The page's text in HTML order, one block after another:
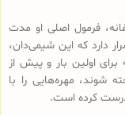
فرمول اصلی او مدت
دارد که این شیمی‌دان،
اولین بار و پیش از
مهره‌هایی را با
درست کرده است.